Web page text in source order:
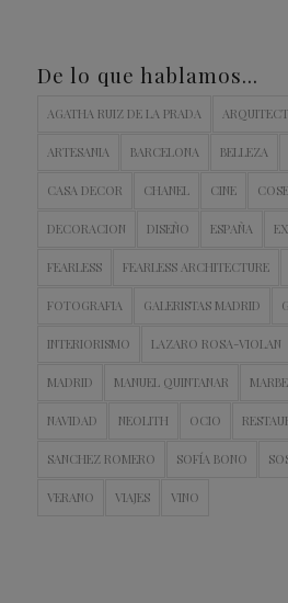
De lo que hablamos…
AGATHA RUIZ DE LA PRADA
ARTESANIA BARCELONA BELLEZA
CASA DECOR CHANEL CINE
DECORACION DISEÑO ESPAÑA
FEARLESS FEARLESS ARCHITECTURE
FOTOGRAFIA GALERISTAS MADRID
INTERIORISMO LAZARO ROSA-VIOLAN
MADRID MANUEL QUINTANAR
NAVIDAD NEOLITH OCIO
SANCHEZ ROMERO SOFÍA BONO
VERANO VIAJES VINO